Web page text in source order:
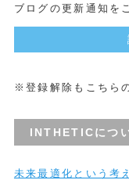
ブログの更新通知を
※登録解除もこちら
INTHETICにつ
未来最適化という考